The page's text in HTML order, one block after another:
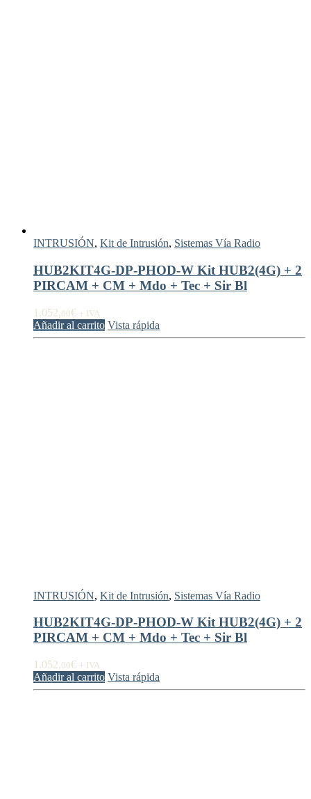
INTRUSIÓN, Kit de Intrusión, Sistemas Vía Radio
HUB2KIT4G-DP-PHOD-W Kit HUB2(4G) + 2
PIRCAM + CM + Mdo + Tec + Sir Bl
1.052,00€ + IVA
Añadir al carrito Vista rápida
INTRUSIÓN, Kit de Intrusión, Sistemas Vía Radio
HUB2KIT4G-DP-PHOD-W Kit HUB2(4G) + 2
PIRCAM + CM + Mdo + Tec + Sir Bl
1.052,00€ + IVA
Añadir al carrito Vista rápida